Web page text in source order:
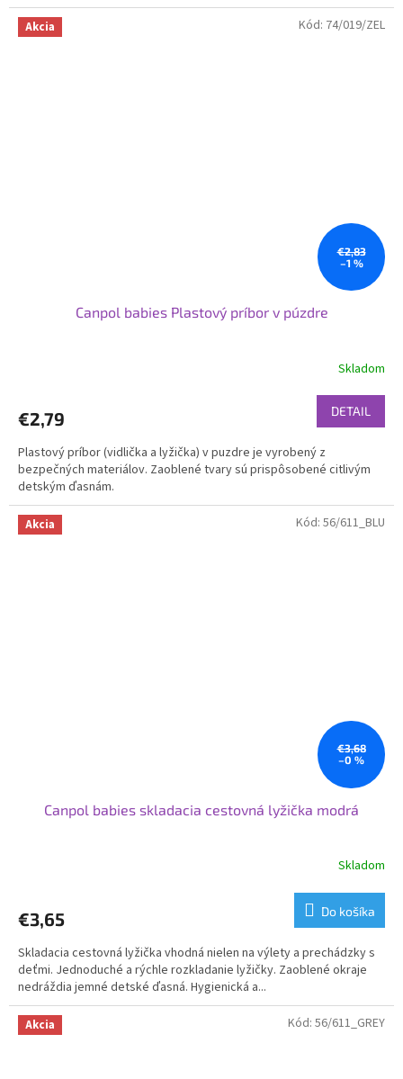
Akcia
€2,83
–1 %
Canpol babies Plastový príbor v púzdre
Skladom
€2,79 DETAIL
Plastový príbor (vidlička a lyžička) v puzdre je vyrobený z
bezpečných materiálov. Zaoblené tvary sú prispôsobené citlivým
detským ďasnám.
Kód: 74/019/ZEL
Akcia
€3,68
–0 %
Canpol babies skladacia cestovná lyžička modrá
Skladom
€3,65 Do košíka
Skladacia cestovná lyžička vhodná nielen na výlety a prechádzky s
deťmi. Jednoduché a rýchle rozkladanie lyžičky. Zaoblené okraje
nedráždia jemné detské ďasná. Hygienická a...
Kód: 56/611_BLU
Akcia Kód: 56/611_GREY